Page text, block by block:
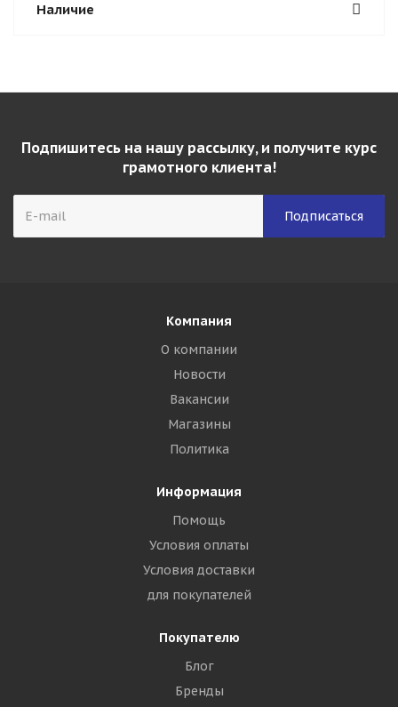
Наличие
Подпишитесь на нашу рассылку, и получите курс
грамотного клиента!
Компания
О компании
Новости
Вакансии
Магазины
Политика
Информация
Помощь
Условия оплаты
Условия доставки
для покупателей
Покупателю
Блог
Бренды